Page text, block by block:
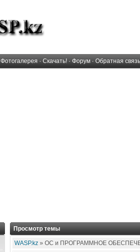
Фотогалерея · Скачать! · Форум · Обратная связь
Просмотр темы
WASP.kz » ОС и ПРОГРАММНОЕ